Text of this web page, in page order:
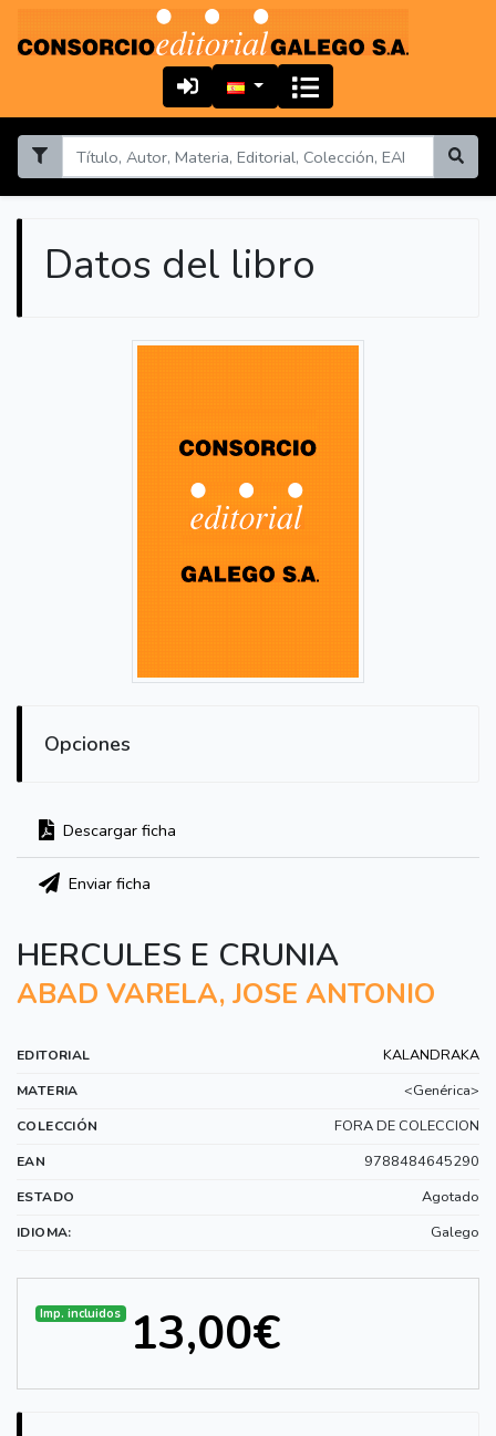
Datos del libro
Opciones
Descargar ficha
Enviar ficha
HERCULES E CRUNIA
ABAD VARELA, JOSE ANTONIO
EDITORIAL KALANDRAKA
MATERIA <Genérica>
COLECCIÓN FORA DE COLECCION
EAN 9788484645290
ESTADO Agotado
IDIOMA: Galego
Imp. incluidos 13,00€